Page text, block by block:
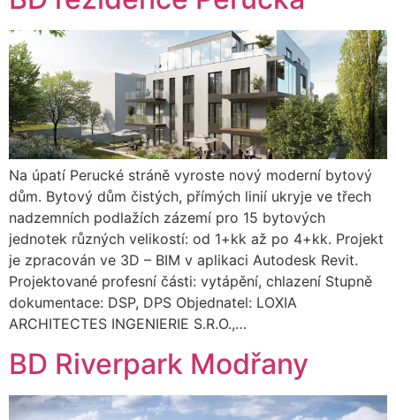
Na úpatí Perucké stráně vyroste nový moderní bytový
dům. Bytový dům čistých, přímých linií ukryje ve třech
nadzemních podlažích zázemí pro 15 bytových
jednotek různých velikostí: od 1+kk až po 4+kk. Projekt
je zpracován ve 3D – BIM v aplikaci Autodesk Revit.
Projektované profesní části: vytápění, chlazení Stupně
dokumentace: DSP, DPS Objednatel: LOXIA
ARCHITECTES INGENIERIE S.R.O.,…
BD Riverpark Modřany